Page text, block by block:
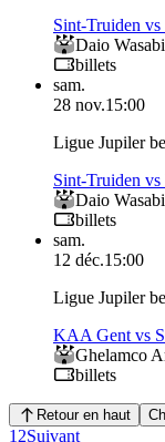
Sint-Truiden
Daio
billets
sam.
28 nov.15:00
Ligue Jupiler
Sint-Truiden
Daio
billets
sam.
12 déc.15:00
Ligue Jupiler
KAA Gent vs
Ghelamco
billets
Retour en haut
1 2Suivant